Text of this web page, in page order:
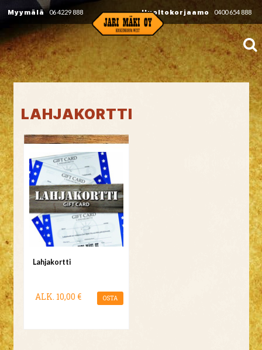
Myymälä 06 4229 888 Huoltokorjaamo 0400 654 888
LAHJAKORTTI
Lahjakortti
ALK. 10,00 € OSTA